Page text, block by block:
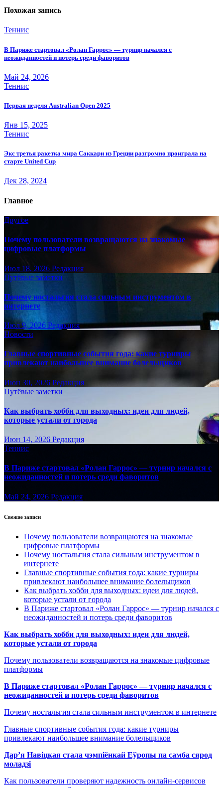
Похожая запись
Теннис
В Париже стартовал «Ролан Гаррос» — турнир начался с
неожиданностей и потерь среди фаворитов
Май 24, 2026
Теннис
Первая неделя Australian Open 2025
Янв 15, 2025
Теннис
Экс третья ракетка мира Саккари из Греции разгромно проиграла на
старте United Cup
Дек 28, 2024
Главное
Другое
Почему пользователи возвращаются на знакомые
цифровые платформы
Июл 18, 2026 Редакция
Путёвые заметки
Почему ностальгия стала сильным инструментом в
интернете
Июл 9, 2026 Редакция
Новости
Главные спортивные события года: какие турниры
привлекают наибольшее внимание болельщиков
Июн 30, 2026 Редакция
Путёвые заметки
Как выбрать хобби для выходных: идеи для людей,
которые устали от города
Июн 14, 2026 Редакция
Теннис
В Париже стартовал «Ролан Гаррос» — турнир начался с
неожиданностей и потерь среди фаворитов
Май 24, 2026 Редакция
Свежие записи
Почему пользователи возвращаются на знакомые
цифровые платформы
Почему ностальгия стала сильным инструментом в
интернете
Главные спортивные события года: какие турниры
привлекают наибольшее внимание болельщиков
Как выбрать хобби для выходных: идеи для людей,
которые устали от города
В Париже стартовал «Ролан Гаррос» — турнир начался с
неожиданностей и потерь среди фаворитов
Как выбрать хобби для выходных: идеи для людей,
которые устали от города
Почему пользователи возвращаются на знакомые цифровые
платформы
В Париже стартовал «Ролан Гаррос» — турнир начался с
неожиданностей и потерь среди фаворитов
Почему ностальгия стала сильным инструментом в интернете
Главные спортивные события года: какие турниры
привлекают наибольшее внимание болельщиков
Дар’я Навіцкая стала чэмпіёнкай Еўропы па самба сярод
моладзі
Как пользователи проверяют надежность онлайн-сервисов